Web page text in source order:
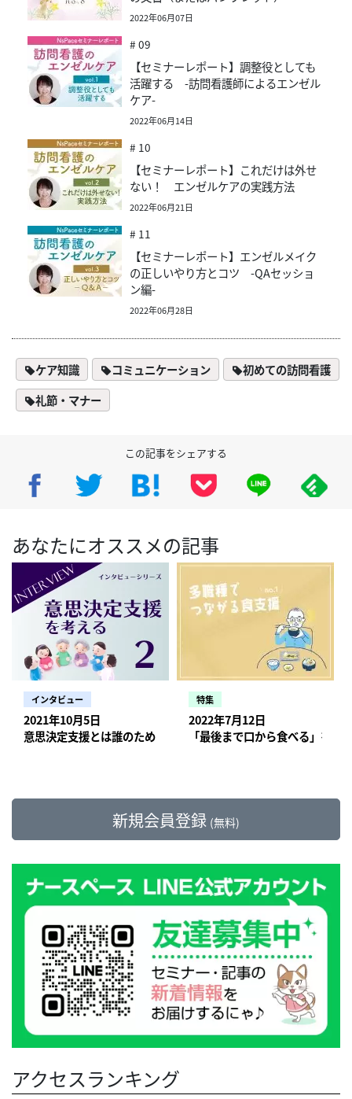
2022年06月07日
# 09
【セミナーレポート】調整役としても
活躍する -訪問看護師によるエンゼル
ケア-
2022年06月14日
# 10
【セミナーレポート】これだけは外せ
ない！ エンゼルケアの実践方法
2022年06月21日
# 11
【セミナーレポート】エンゼルメイク
の正しいやり方とコツ -QAセッショ
ン編-
2022年06月28日
ケア知識 コミュニケーション
初めての訪問看護
礼節・マナー
この記事をシェアする
あなたにオススメの記事
インタビュー
2021年10月5日
意思決定支援とは誰のため？ 何のため？ 「ややのいえ」の取
特集
2022年7月12日
「最後まで口から食べる」をか
新規会員登録 (無料)
アクセスランキング